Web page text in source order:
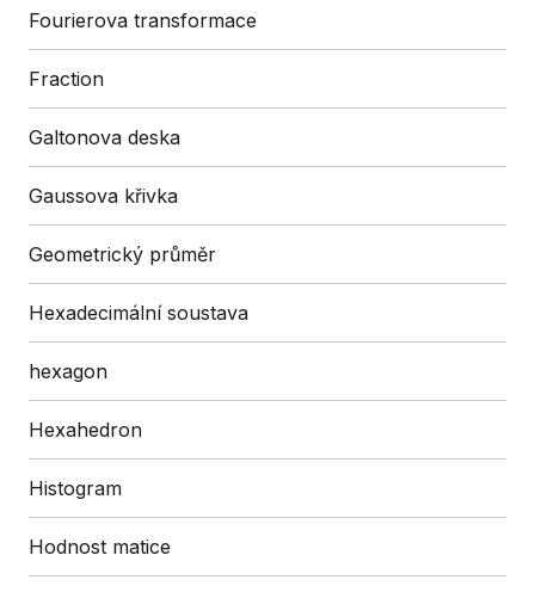
Fourierova transformace
Fraction
Galtonova deska
Gaussova křivka
Geometrický průměr
Hexadecimální soustava
hexagon
Hexahedron
Histogram
Hodnost matice